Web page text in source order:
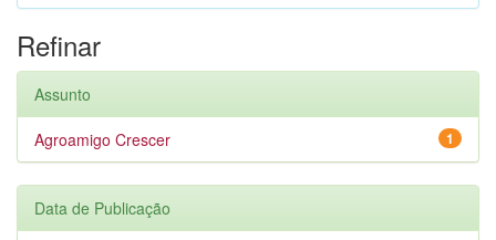
Refinar
Assunto
1
Agroamigo Crescer
Data de Publicação